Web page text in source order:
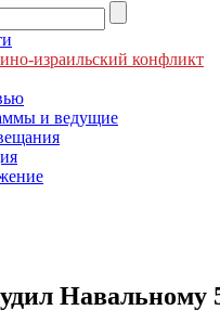
израильский конфликт
и ведущие
Навальному